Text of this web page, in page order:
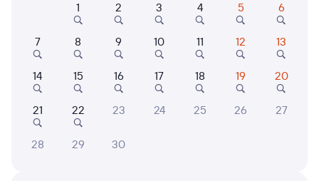
Открыта продажа билетов на 21 сентября. Отправление и прибытие
по местному времени. Цены за 1 пассажира
041Р Проходящий 7,2
Атырау
06:22 01:10
18 ч 48 м в пути
1
2 3 4 5 6
7 8 9 10 11 12 13
14 15 16 17 18 19 20
21 22 23 24 25 26 27
28 29 30